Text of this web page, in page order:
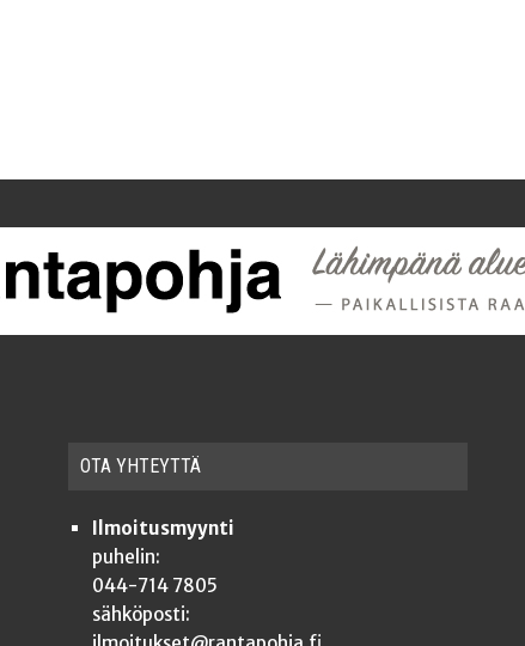
OTA YHTEYT­TÄ
Ilmoitusmyynti
puhelin:
044-714 7805
sähköposti: